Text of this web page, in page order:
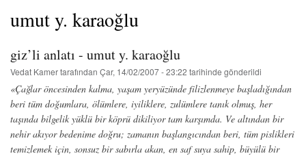
umut y. karaoğlu
giz’li anlatı - umut y. karaoğlu
Vedat Kamertarafından Çar, 14/02/2007 - 23:22 tarihinde gönderildi
«Çağlar öncesinden kalma, yaşam yeryüzünde filizlenmeye başladığından
beri tüm doğumlara, ölümlere, iyiliklere, zulümlere tanık olmuş, her
taşında bilgelik yüklü bir köprü dikiliyor tam karşımda. Ve altından bir
nehir akıyor bedenime doğru; zamanın başlangıcından beri, tüm pislikleri
temizlemek için, sonsuz bir sabırla akan, en saf suya sahip, büyülü bir